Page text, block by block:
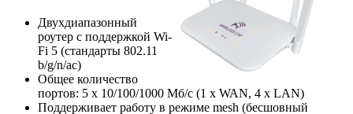
Двухдиапазонный
роутер с поддержкой Wi-
Fi 5 (стандарты 802.11
b/g/n/ac)
Общее количество
портов: 5 х 10/100/1000 Мб/с (1 x WAN, 4 x LAN)
Поддерживает работу в режиме mesh (бесшовный